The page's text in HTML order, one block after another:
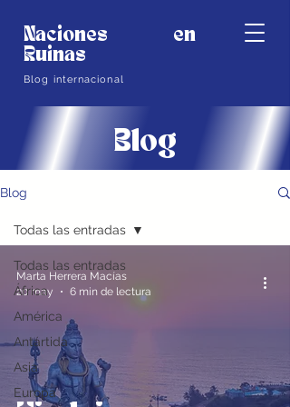
Naciones en
Ruinas
Blog internacional
Blog
Blog
Todas las entradas
África
América
Antártida
Asia
Europa
Todas las entradas
Marta Herrera Macías
20 may
6 min de lectura